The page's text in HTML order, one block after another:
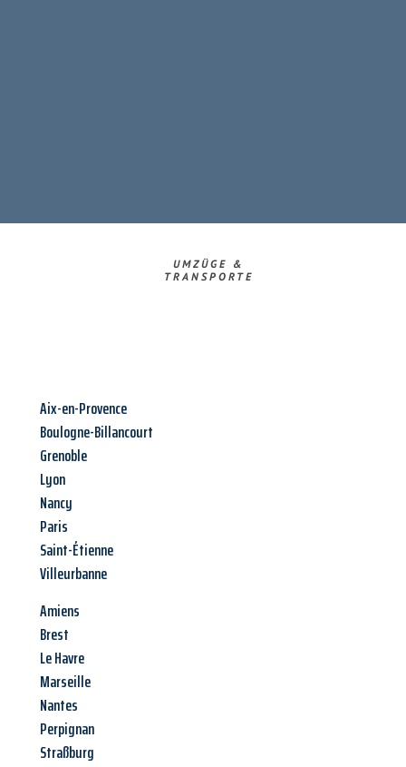
UMZÜGE &
TRANSPORTE
Aix-en-Provence
Boulogne-Billancourt
Grenoble
Lyon
Nancy
Paris
Saint-Étienne
Villeurbanne
Amiens
Brest
Le Havre
Marseille
Nantes
Perpignan
Straßburg